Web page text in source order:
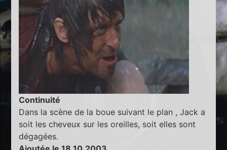
Continuité
Dans la scène de la boue suivant le plan , Jack a
soit les cheveux sur les oreilles, soit elles sont
dégagées.